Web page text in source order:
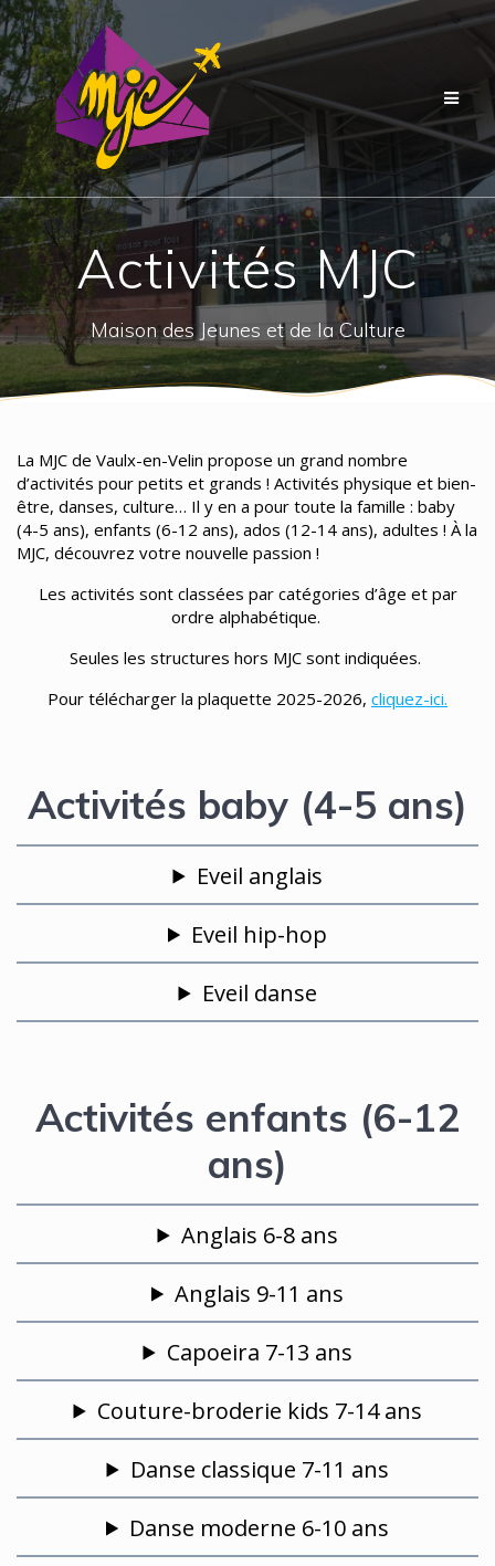
contenu
Activités MJC
Maison des Jeunes et de la Culture
La MJC de Vaulx-en-Velin propose un grand nombre
d’activités pour petits et grands ! Activités physique et bien-
être, danses, culture… Il y en a pour toute la famille : baby
(4-5 ans), enfants (6-12 ans), ados (12-14 ans), adultes ! À la
MJC, découvrez votre nouvelle passion !
Les activités sont classées par catégories d’âge et par
ordre alphabétique.
Seules les structures hors MJC sont indiquées.
Pour télécharger la plaquette 2025-2026, cliquez-ici.
Activités baby (4-5 ans)
Eveil anglais
Eveil hip-hop
Eveil danse
Activités enfants (6-12
ans)
Anglais 6-8 ans
Anglais 9-11 ans
Capoeira 7-13 ans
Couture-broderie kids 7-14 ans
Danse classique 7-11 ans
Danse moderne 6-10 ans